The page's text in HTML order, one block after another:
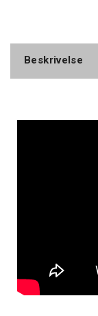
Beskrivelse